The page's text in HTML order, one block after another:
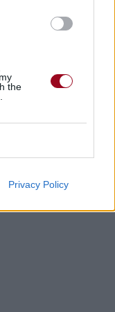
the
Privacy Policy